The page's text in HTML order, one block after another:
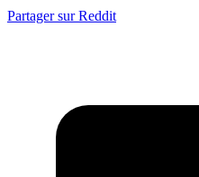
Partager sur Reddit